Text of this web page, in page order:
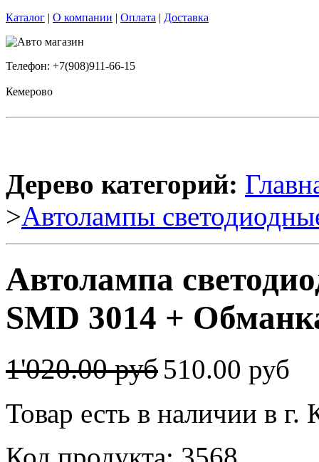
Каталог | О компании | Оплата | Доставка
Телефон: +7(908)911-66-15
Кемерово
Дерево категорий:
>Автолампы
Автолампа
SMD 3014 +
1'020.00 руб 510.00 руб
Товар есть в наличии в г.